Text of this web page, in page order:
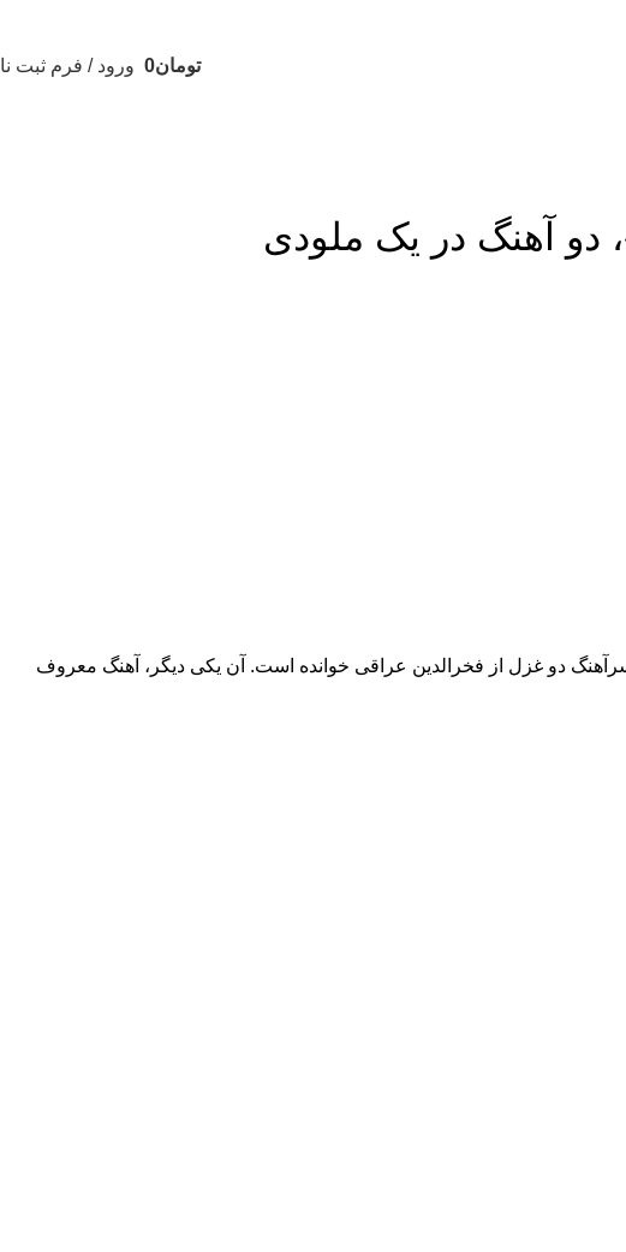
تومان0 ورود / فرم ثبت
آهنگ در یک ملودی
دو غزل از فخر‌الدین عراقی خوانده است. آن یکی دیگر، آهنگ معروف